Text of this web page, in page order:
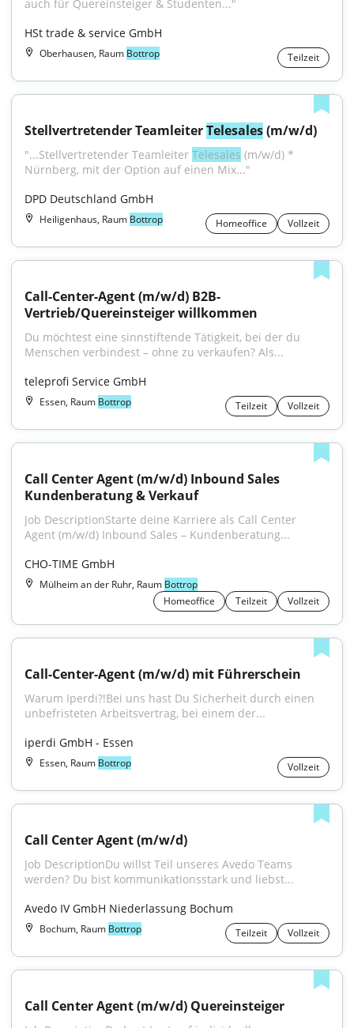
auch für Quereinsteiger & Studenten..."
HSt trade & service GmbH
Oberhausen, Raum Bottrop Teilzeit
Stellvertretender Teamleiter Telesales (m/w/d)
"...Stellvertretender Teamleiter Telesales (m/w/d) *
Nürnberg, mit der Option auf einen Mix..."
DPD Deutschland GmbH
Heiligenhaus, Raum Bottrop Homeoffice Vollzeit
Call-Center-Agent (m/w/d) B2B-
Vertrieb/Quereinsteiger willkommen
Du möchtest eine sinnstiftende Tätigkeit, bei der du
Menschen verbindest – ohne zu verkaufen? Als...
teleprofi Service GmbH
Essen, Raum Bottrop Teilzeit Vollzeit
Call Center Agent (m/w/d) Inbound Sales
Kundenberatung & Verkauf
Job DescriptionStarte deine Karriere als Call Center
Agent (m/w/d) Inbound Sales – Kundenberatung...
CHO-TIME GmbH
Mülheim an der Ruhr, Raum Bottrop
Homeoffice
Teilzeit Vollzeit
Call-Center-Agent (m/w/d) mit Führerschein
Warum Iperdi?!Bei uns hast Du Sicherheit durch einen
unbefristeten Arbeitsvertrag, bei einem der...
iperdi GmbH - Essen
Essen, Raum Bottrop Vollzeit
Call Center Agent (m/w/d)
Job DescriptionDu willst Teil unseres Avedo Teams
werden? Du bist kommunikationsstark und liebst...
Avedo IV GmbH Niederlassung Bochum
Bochum, Raum Bottrop Teilzeit Vollzeit
Call Center Agent (m/w/d) Quereinsteiger